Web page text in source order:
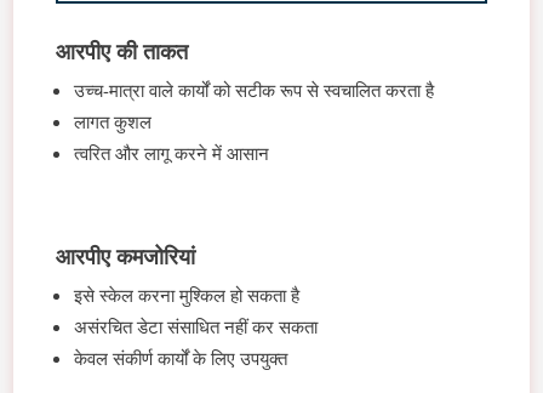
आरपीए की ताकत
उच्च-मात्रा वाले कार्यों को सटीक रूप से स्वचालित करता है
लागत कुशल
त्वरित और लागू करने में आसान
आरपीए कमजोरियां
इसे स्केल करना मुश्किल हो सकता है
असंरचित डेटा संसाधित नहीं कर सकता
केवल संकीर्ण कार्यों के लिए उपयुक्त